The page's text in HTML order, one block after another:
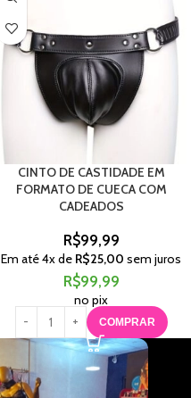
CINTO DE CASTIDADE EM
FORMATO DE CUECA COM
CADEADOS
R$99,99
Em até4x de R$25,00 sem juros
R$99,99
no pix
COMPRAR